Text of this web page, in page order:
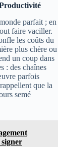
parfait ; en
faire vaciller.
les coûts du
plus chère ou
un coup dans
: des chaînes
parfois
que la
semé